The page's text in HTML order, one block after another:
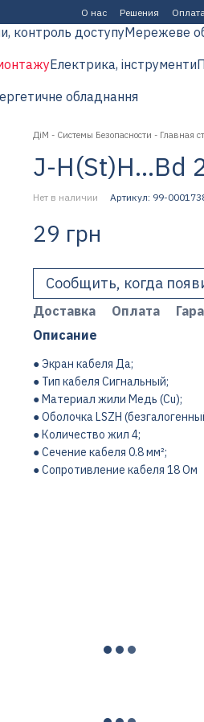
О нас Решения
контроль доступуМережеве
Електрика, інструменти
обладнання
ДіМ - Системы Безопасности - Главная
J-H(St)H...Bd
Нет в наличии Артикул: 99-
29 грн
Сообщить, когда
Доставка Оплата
Описание
● Экран кабеля Да;
● Тип кабеля Сигнальный;
● Материал жили Медь (Cu);
● Оболочка LSZH
● Количество жил 4;
● Сечение кабеля 0.8 мм²;
● Сопротивление кабеля 18 Ом